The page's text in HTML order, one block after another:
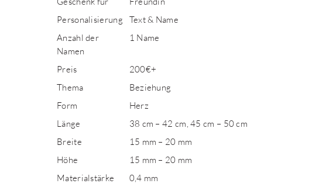
Personalisierung
Text & Name
Anzahl der
Namen
1 Name
Preis
200€+
Thema
Beziehung
Form
Herz
Länge
38 cm – 42 cm, 45 cm – 50 cm
Breite
15 mm – 20 mm
Höhe
15 mm – 20 mm
Materialstärke
0,4 mm